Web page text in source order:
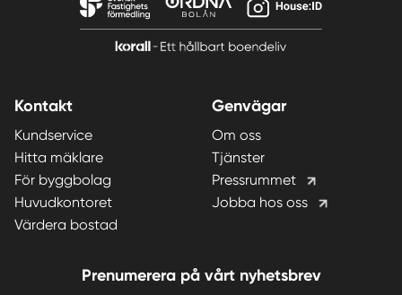
Kontakt
Kundservice
Hitta mäklare
För byggbolag
Huvudkontoret
Värdera bostad
Genvägar
Om oss
Tjänster
Pressrummet
Jobba hos oss
Prenumerera på vårt nyhetsbrev